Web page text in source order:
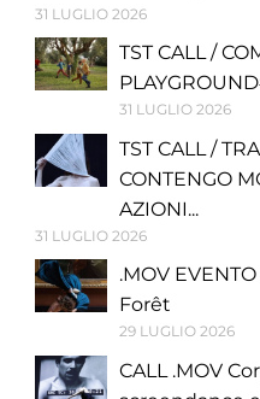
31 LUGLIO 2026
TST CALL /
31 LUGLIO 2026
TST CALL /
CONTENGO
AZIONI...
31 LUGLIO 2026
.MOV
Forêt
29 LUGLIO 2026
CALL .MOV